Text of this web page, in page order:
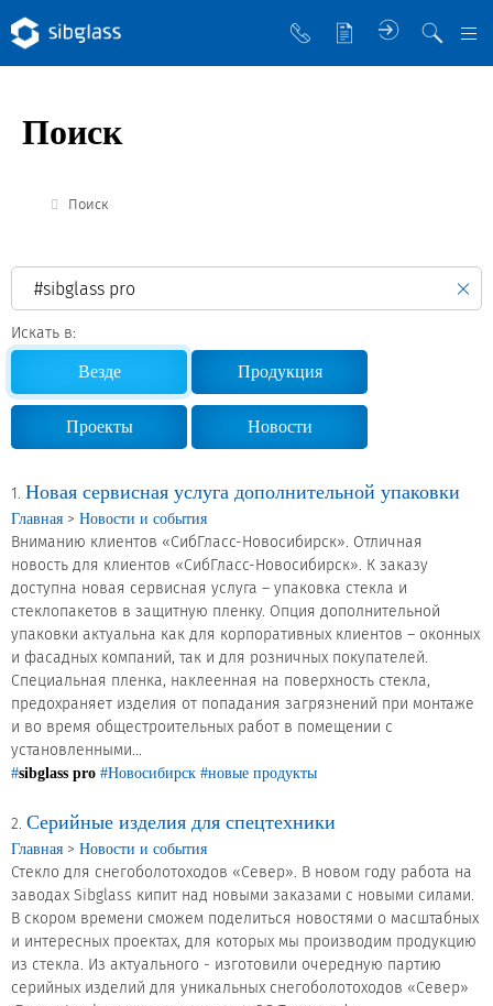
Управляющая компания
Инженер Стеклов
История компании
Политика в области качества
Работа в Sibglass
Новости и события
Продажа недвижимости
Продукция
Листовое стекло
Стекло для строительства и интерьера
Стекло для машиностроения
Стекло для мебели, оборудования и бытовой техники
Комплектующие для переработки стекла
Светопрозрачные конструкции для розничных
заказчиков
Техподдержка
Поиск
Поиск
Искать в:
Везде Продукция
Проекты Новости
1. Новая сервисная услуга дополнительной упаковки
Главная > Новости и события
Вниманию клиентов «СибГласс-Новосибирск». Отличная
новость для клиентов «СибГласс-Новосибирск». К заказу
доступна новая сервисная услуга – упаковка стекла и
стеклопакетов в защитную пленку. Опция дополнительной
упаковки актуальна как для корпоративных клиентов – оконных
и фасадных компаний, так и для розничных покупателей.
Специальная пленка, наклеенная на поверхность стекла,
предохраняет изделия от попадания загрязнений при монтаже
и во время общестроительных работ в помещении с
установленными...
#sibglass pro #Новосибирск #новые продукты
2. Серийные изделия для спецтехники
Главная > Новости и события
Стекло для снегоболотоходов «Север». В новом году работа на
заводах Sibglass кипит над новыми заказами с новыми силами.
В скором времени сможем поделиться новостями о масштабных
и интересных проектах, для которых мы производим продукцию
из стекла. Из актуального - изготовили очередную партию
серийных изделий для уникальных снегоболотоходов «Север»